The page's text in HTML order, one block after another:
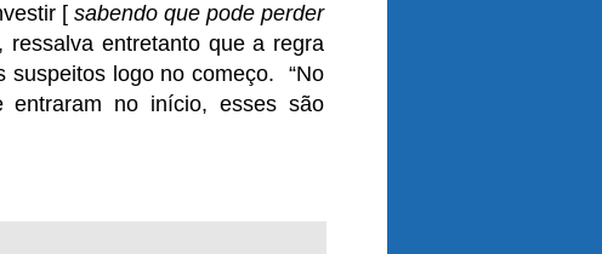
[ sabendo que pode perder
entretanto que a regra
suspeitos logo no começo. “No
entraram no início, esses são